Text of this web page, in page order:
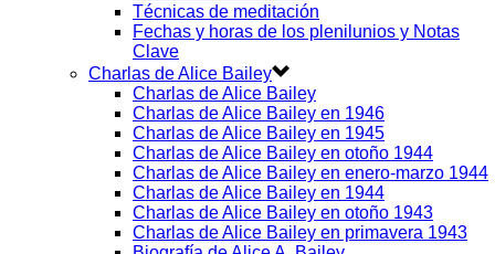
Técnicas de meditación
Fechas y horas de los plenilunios y Notas
Clave
Charlas de Alice Bailey
Charlas de Alice Bailey
Charlas de Alice Bailey en 1946
Charlas de Alice Bailey en 1945
Charlas de Alice Bailey en otoño 1944
Charlas de Alice Bailey en enero-marzo 1944
Charlas de Alice Bailey en 1944
Charlas de Alice Bailey en otoño 1943
Charlas de Alice Bailey en primavera 1943